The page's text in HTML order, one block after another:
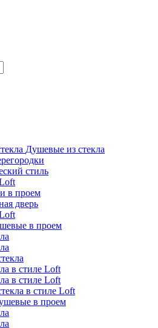
Душевые из стекла
стиль
в проем
дверь
в проем
в стиле Loft
в стиле Loft
в стиле Loft
в проем